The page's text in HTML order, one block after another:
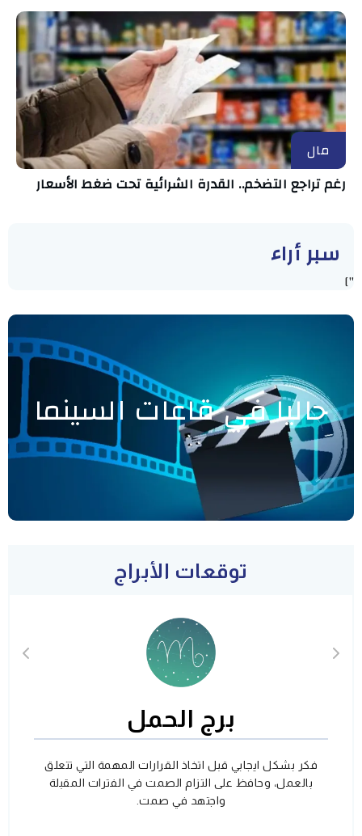
مال
رغم تراجع التضخم.. القدرة الشرائية تحت ضغط الأسعار
سبر أراء
"]
حاليا في قاعات السينما
توقعات الأبراج
برج الحمل
فكر بشكل ايجابي قبل اتخاذ القرارات المهمة التي تتعلق
بالعمل، وحافظ على التزام الصمت في الفترات المقبلة
واجتهد في صمت.